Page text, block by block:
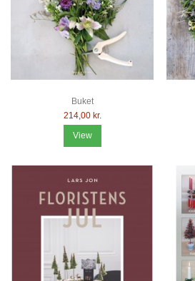
Buket
214,00 kr.
View